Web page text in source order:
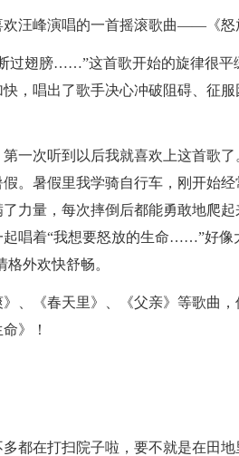
汪峰演唱的一首摇滚歌曲——《怒
过翅膀……”这首歌开始的旋律很平
，唱出了歌手决心冲破阻碍、征
一次听到以后我就喜欢上这首歌
。暑假里我学骑自行车，刚开始
力量，每次摔倒后都能勇敢地爬
唱着“我想要怒放的生命……”好像
外欢快舒畅。
、《春天里》、《父亲》等歌曲
》！
都在打扫院子啦，要不就是在田地